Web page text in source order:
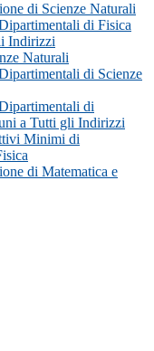
di Scienze Naturali
di Fisica
Indirizzi
Naturali
di Scienze
di
a Tutti gli Indirizzi
Minimi di
di Matematica e